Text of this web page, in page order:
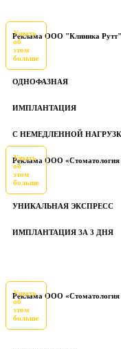
Реклама ООО "Клиника
Узнать
об
этом
больше
ОДНОФАЗНАЯ
ИМПЛАНТАЦИЯ
С НЕМЕДЛЕННОЙ
Реклама ООО
Узнать
об
этом
больше
УНИКАЛЬНАЯ ЭКСПРЕСС
ИМПЛАНТАЦИЯ ЗА 3 ДНЯ
Реклама ООО
Узнать
об
этом
больше